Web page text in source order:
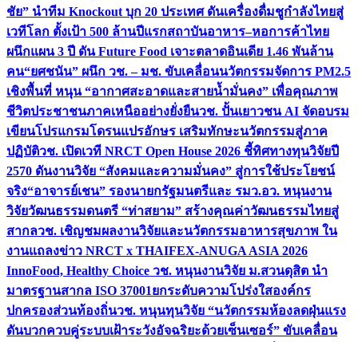
ชัย” นำทีม Knockout บุก 20 ประเทศ ดันเครื่องดื่มชูกำลังไทยสู่
เวทีโลก ตั้งเป้า 500 ล้านปีแรกสถาบันอาหาร–หอการค้าไทย
ผนึกแผน 3 ปี ดัน Future Food เจาะตลาดอินเดีย 1.46 พันล้าน
คน“ยศชนัน” ผนึก วช. – มช. ขับเคลื่อนนวัตกรรมจัดการ PM2.5
เชิงพื้นที่ หนุน “อากาศสะอาดและสายน้ำมั่นคง” เพื่อคุณภาพ
ชีวิตประชาชนภาคเหนืออย่างยั่งยืนวช. ปั้นเยาวชน AI จัดอบรม
เขียนโปรแกรมโดรนแปรอักษร เสริมทักษะนวัตกรรมสู่ภาค
ปฏิบัติวช. เปิดเวที NRCT Open House 2026 ชี้ทิศทางทุนวิจัยปี
2570 ดันงานวิจัย “สังคมและความมั่นคง” สู่การใช้ประโยชน์
จริง“อาจารย์เชน” รองนายกรัฐมนตรีและ รมว.อว. หนุนงาน
วิจัยวัฒนธรรมดนตรี “ท่าสยาม” สร้างคุณค่าวัฒนธรรมไทยสู่
สากลวช. เชิญชมผลงานวิจัยและนวัตกรรมอาหารสุขภาพ ใน
งานแถลงข่าว NRCT x THAIFEX-ANUGA ASIA 2026
InnoFood, Healthy Choice วช. หนุนงานวิจัย ม.สวนดุสิต นำ
มาตรฐานสากล ISO 37001ยกระดับความโปร่งใสองค์กร
ปกครองส่วนท้องถิ่นวช. หนุนทุนวิจัย “นวัตกรรมห้องลดฝุ่นแรง
ดันบวกควบคู่ระบบเฝ้าระวังอัจฉริยะด้วยเซ็นเซอร์” ขับเคลื่อน